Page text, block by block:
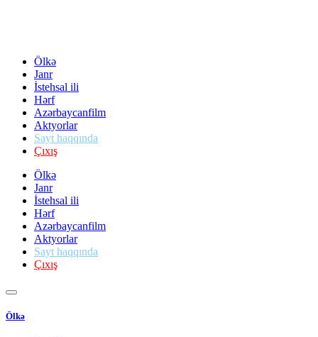
Ölkə
Janr
İstehsal ili
Hərf
Azərbaycanfilm
Aktyorlar
Sayt haqqında
Çıxış
Ölkə
Janr
İstehsal ili
Hərf
Azərbaycanfilm
Aktyorlar
Sayt haqqında
Çıxış
Ölkə